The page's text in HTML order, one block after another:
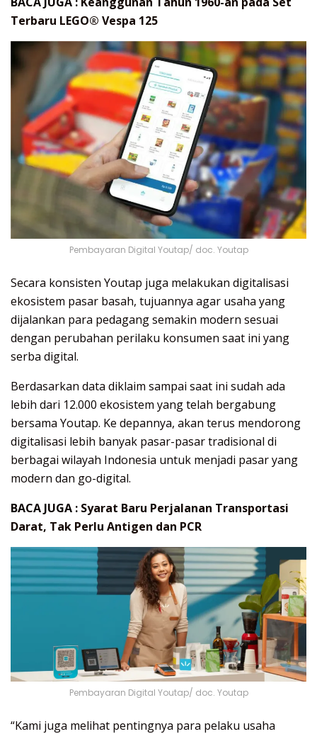
Terbaru LEGO® Vespa 125
Pembayaran Digital Youtap/ doc. Youtap
Secara konsisten Youtap juga melakukan digitalisasi
ekosistem pasar basah, tujuannya agar usaha yang
dijalankan para pedagang semakin modern sesuai
dengan perubahan perilaku konsumen saat ini yang
serba digital.
Berdasarkan data diklaim sampai saat ini sudah ada
lebih dari 12.000 ekosistem yang telah bergabung
bersama Youtap. Ke depannya, akan terus mendorong
digitalisasi lebih banyak pasar-pasar tradisional di
berbagai wilayah Indonesia untuk menjadi pasar yang
modern dan go-digital.
BACA JUGA : Syarat Baru Perjalanan Transportasi
Darat, Tak Perlu Antigen dan PCR
Pembayaran Digital Youtap/ doc. Youtap
“Kami juga melihat pentingnya para pelaku usaha